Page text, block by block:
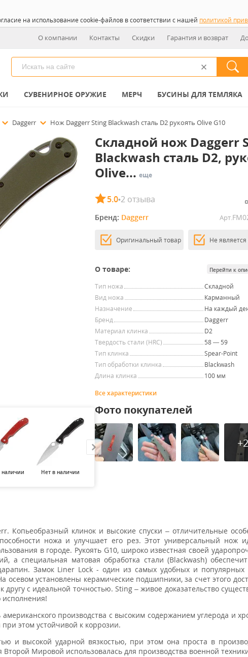
на использование cookie-файлов в соответствии с нашей политикой
О компании Контакты Скидки Гарантия и возврат
СУВЕНИРНОЕ ОРУЖИЕ МЕРЧ БУСИНЫ ДЛЯ ТЕМЛЯКА
Daggerr Нож Daggerr Sting Blackwash сталь D2 рукоять Olive G10
наличии Нет в наличии
Складной нож Daggerr
Blackwash сталь D2,
Olive... еще
5.0•2 отзыва
Бренд: Daggerr Арт.
Оригинальный товар Не
О товаре: Перейти к
Тип ножа
Складной
Вид ножа
Карманный
Назначение
На каждый
Бренд
Daggerr
Материал клинка
D2
Твердость стали (HRC)
58 — 59
Тип клинка
Spear-Point
Тип обработки клинка
Blackwash
Длина клинка
100 мм
Все характеристики
Фото покупателей
+2
Копьеобразный клинок и высокие спуски – отличительные
ножа и улучшает его рез. Этот универсальный нож
в городе. Рукоять G10, широко известная своей
а специальная матовая обработка стали (Blackwash)
Замок Liner Lock - один из самых удобных и
установлены керамические подшипники, за счет этого
с идеальной точностью. Sting – живое доказательство
исполнения!
производства с высоким содержанием углерода и
этом устойчивой к коррозии.
и высокой ударной вязкостью, при этом она проста в
Мировой использовалась для производства военной